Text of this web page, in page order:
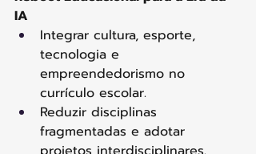
IA
Integrar cultura, esporte,
tecnologia e
empreendedorismo no
currículo escolar.
Reduzir disciplinas
fragmentadas e adotar